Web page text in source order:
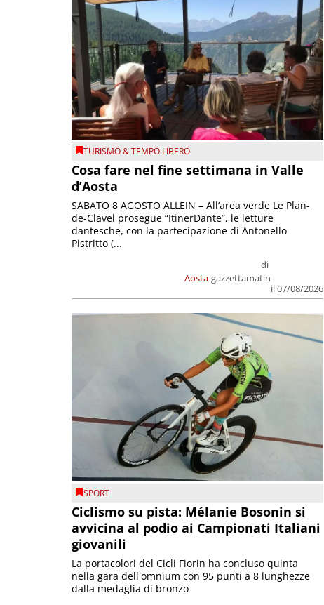
TURISMO & TEMPO LIBERO
Cosa fare nel fine settimana in Valle
d’Aosta
Aosta
di
gazzettamatin
il 07/08/2026
SABATO 8 AGOSTO ALLEIN – All’area verde Le Plan-
de-Clavel prosegue “ItinerDante”, le letture
dantesche, con la partecipazione di Antonello
Pistritto (...
SPORT
Ciclismo su pista: Mélanie Bosonin si
avvicina al podio ai Campionati Italiani
giovanili
La portacolori del Cicli Fiorin ha concluso quinta
nella gara dell'omnium con 95 punti a 8 lunghezze
dalla medaglia di bronzo